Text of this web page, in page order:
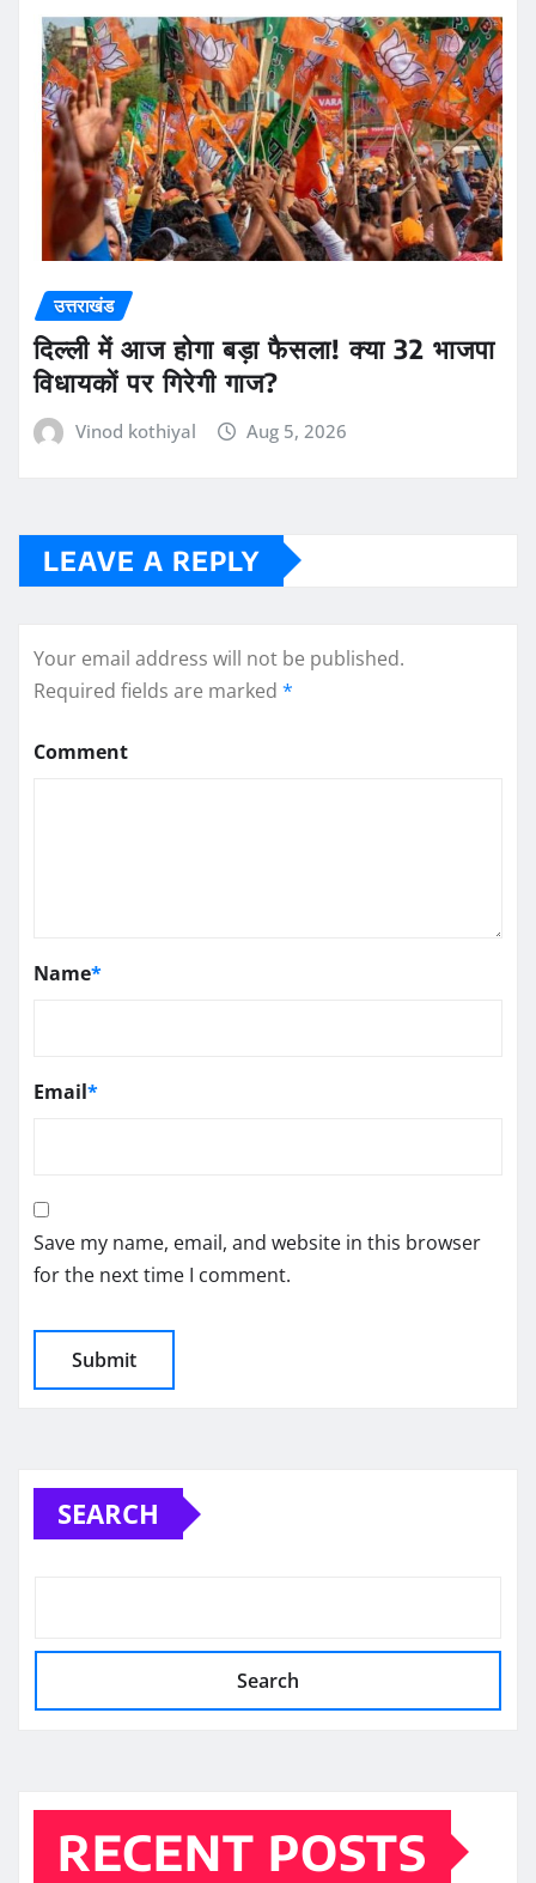
उत्तराखंड
दिल्ली में आज होगा बड़ा फैसला! क्या 32 भाजपा
विधायकों पर गिरेगी गाज?
Vinod kothiyal Aug 5, 2026
LEAVE A REPLY
Your email address will not be published.
Required fields are marked *
Comment
Name*
Email*
Save my name, email, and website in this browser
for the next time I comment.
SEARCH
Search
RECENT POSTS